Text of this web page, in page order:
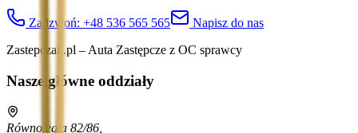
Zadzwoń: +48 536 565 565
Napisz do nas
Zastepczak.pl – Auta Zastępcze z OC sprawcy
Nasze główne oddziały
Równoległa 82/86,